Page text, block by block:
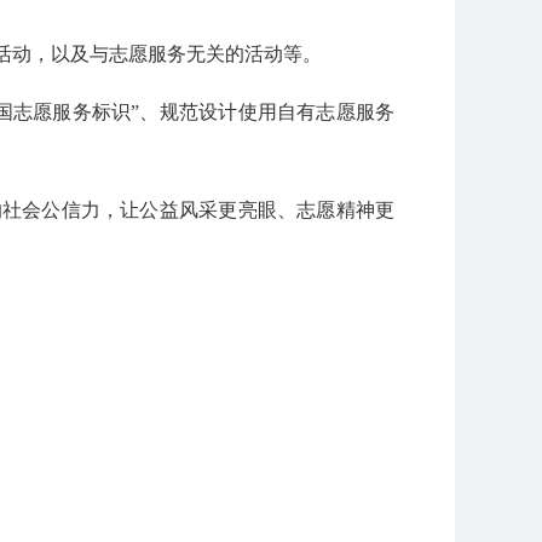
，以及与志愿服务无关的活动等。
愿服务标识”、规范设计使用自有志愿服务
会公信力，让公益风采更亮眼、志愿精神更